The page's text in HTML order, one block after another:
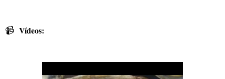
📹 Vídeos: